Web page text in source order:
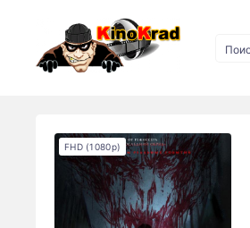
FHD (1080p)